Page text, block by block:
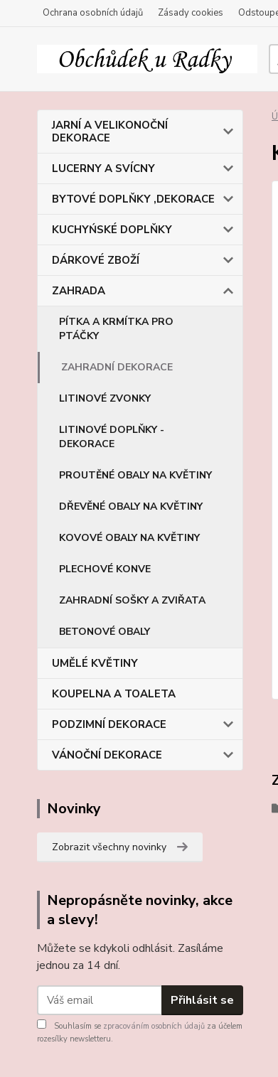
Ochrana osobních údajů Zásady cookies
JARNÍ A VELIKONOČNÍ
DEKORACE
LUCERNY A SVÍCNY
BYTOVÉ DOPLŇKY ,DEKORACE
KUCHYŃSKÉ DOPLŇKY
DÁRKOVÉ ZBOŽÍ
ZAHRADA
PÍTKA A KRMÍTKA PRO
PTÁČKY
ZAHRADNÍ DEKORACE
LITINOVÉ ZVONKY
LITINOVÉ DOPLŇKY -
DEKORACE
PROUTĚNÉ OBALY NA KVĚTINY
DŘEVĚNÉ OBALY NA KVĚTINY
KOVOVÉ OBALY NA KVĚTINY
PLECHOVÉ KONVE
ZAHRADNÍ SOŠKY A ZVIŘATA
BETONOVÉ OBALY
UMĚLÉ KVĚTINY
KOUPELNA A TOALETA
PODZIMNÍ DEKORACE
VÁNOČNÍ DEKORACE
Novinky
Zobrazit všechny novinky
Nepropásněte novinky, akce
a slevy!
Můžete se kdykoli odhlásit. Zasíláme
jednou za 14 dní.
Přihlásit se
Souhlasím se zpracováním osobních údajů za účelem
rozesílky newsletteru.